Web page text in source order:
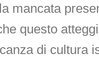
mancata
questo
di cultura